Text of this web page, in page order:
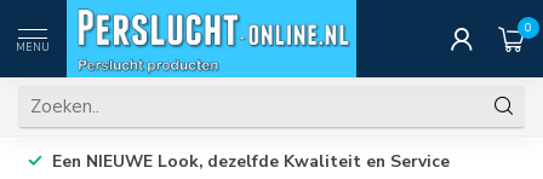
MENU
0
Een NIEUWE Look, dezelfde Kwaliteit en Service